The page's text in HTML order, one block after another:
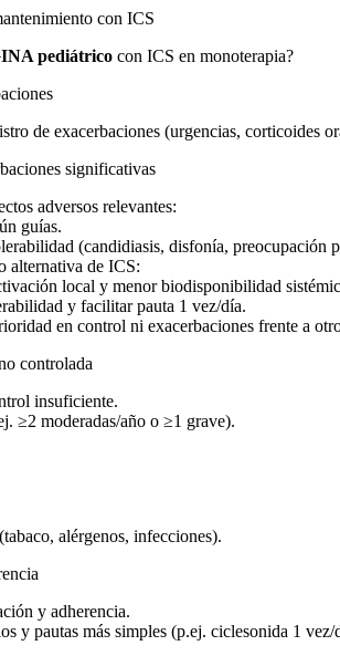
con ICS
pediátrico con ICS en monoterapia?
de exacerbaciones (urgencias, corticoides
significativas
adversos relevantes:
guías.
(candidiasis, disfonía, preocupación
alternativa de ICS:
local y menor biodisponibilidad
y facilitar pauta 1 vez/día.
en control ni exacerbaciones frente a
controlada
insuficiente.
≥2 moderadas/año o ≥1 grave).
alérgenos, infecciones).
y adherencia.
y pautas más simples (p.ej. ciclesonida 1